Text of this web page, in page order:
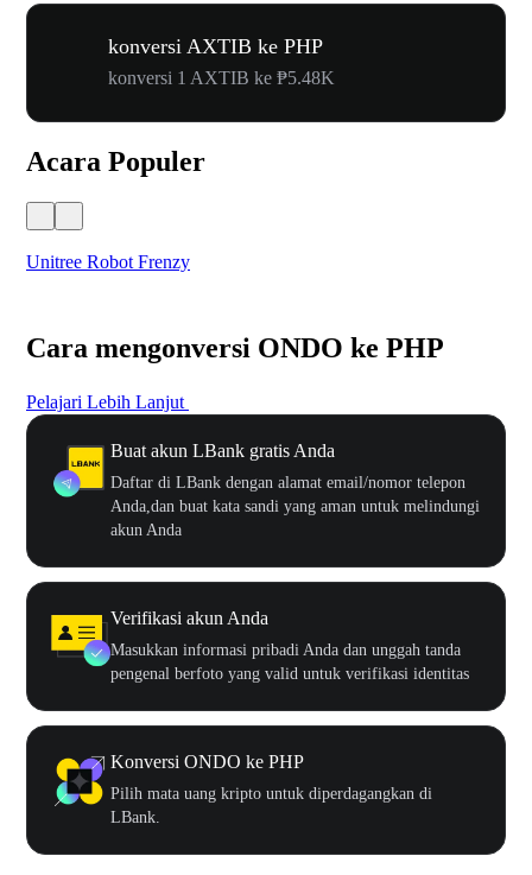
konversi AXTIB ke PHP
konversi 1 AXTIB ke ₱5.48K
Acara Populer
Unitree Robot Frenzy
Cara mengonversi ONDO ke PHP
Pelajari Lebih Lanjut
Buat akun LBank gratis Anda
Daftar di LBank dengan alamat email/nomor telepon
Anda,dan buat kata sandi yang aman untuk melindungi
akun Anda
Verifikasi akun Anda
Masukkan informasi pribadi Anda dan unggah tanda
pengenal berfoto yang valid untuk verifikasi identitas
Konversi ONDO ke PHP
Pilih mata uang kripto untuk diperdagangkan di
LBank.